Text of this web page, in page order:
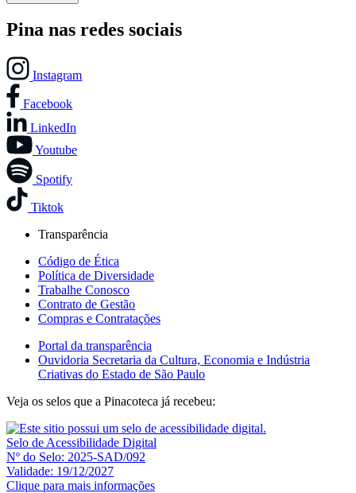
Pina nas redes sociais
Instagram
Facebook
LinkedIn
Youtube
Spotify
Tiktok
Transparência
Código de Ética
Política de Diversidade
Trabalhe Conosco
Contrato de Gestão
Compras e Contratações
Portal da transparência
Ouvidoria Secretaria da Cultura, Economia e Indústria
Criativas do Estado de São Paulo
Veja os selos que a Pinacoteca já recebeu:
Selo de Acessibilidade Digital
Nº do Selo: 2025-SAD/092
Validade: 19/12/2027
Clique para mais informações